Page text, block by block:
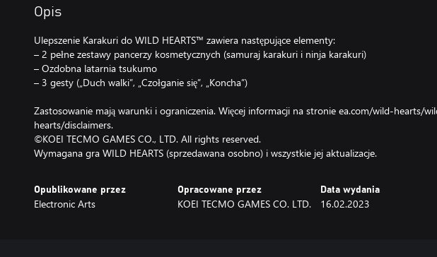
Opis
Ulepszenie Karakuri do WILD HEARTS™ zawiera następujące elementy:
– 2 pełne zestawy pancerzy kosmetycznych (samuraj karakuri i ninja karakuri)
– Ozdobna latarnia tsukumo
– 3 gesty („Duch walki”, „Czołganie się”, „Koncha”)
Zastosowanie mają warunki i ograniczenia. Więcej informacji na stronie ea.com/wild-hearts/
hearts/disclaimers.
©KOEI TECMO GAMES CO., LTD. All rights reserved.
Wymagana gra WILD HEARTS (sprzedawana osobno) i wszystkie jej aktualizacje.
Opublikowane przez
Electronic Arts
Opracowane przez
KOEI TECMO GAMES CO. LTD.
Data wydania
16.02.2023